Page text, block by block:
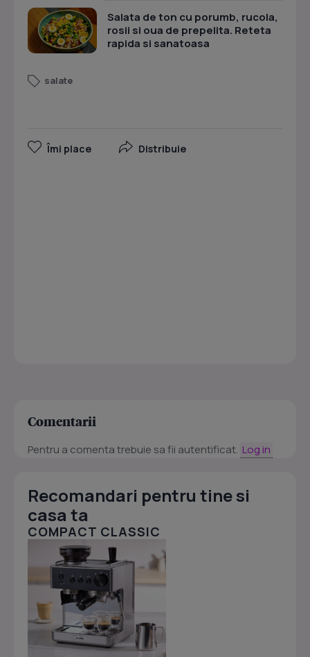
Salata de ton cu porumb, rucola,
rosii si oua de prepelita. Reteta
rapida si sanatoasa
salate
Îmi place Distribuie
Comentarii
Pentru a comenta trebuie sa fii autentificat. Log in
Recomandari pentru tine si
casa ta
COMPACT CLASSIC